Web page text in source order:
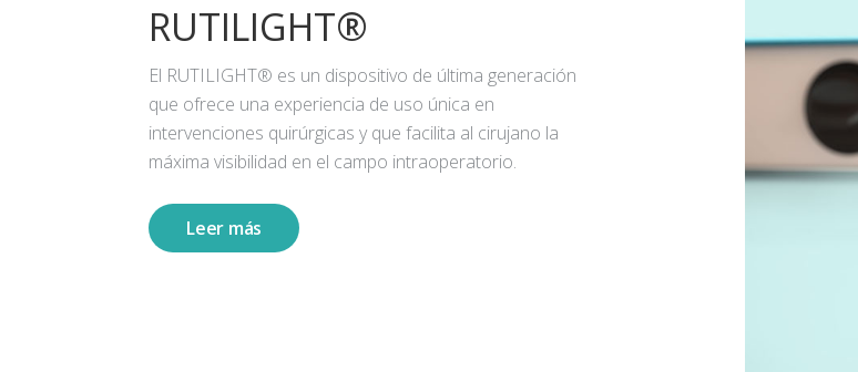
RUTILIGHT®
El RUTILIGHT® es un dispositivo de última generación
que ofrece una experiencia de uso única en
intervenciones quirúrgicas y que facilita al cirujano la
máxima visibilidad en el campo intraoperatorio.
Leer más